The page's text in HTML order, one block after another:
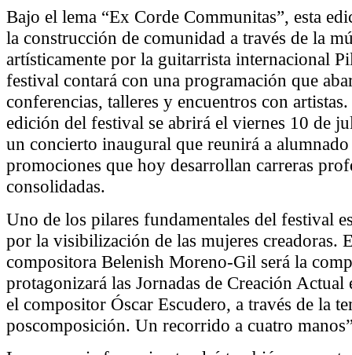
Bajo el lema “Ex Corde Communitas”, esta
la construcción de comunidad a través de la
artísticamente por la guitarrista internacional
festival contará con una programación que
conferencias, talleres y encuentros con
edición del festival se abrirá el viernes 10 de
un concierto inaugural que reunirá a
promociones que hoy desarrollan carreras
consolidadas.
Uno de los pilares fundamentales del festival
por la visibilización de las mujeres creadoras.
compositora Belenish Moreno-Gil será la
protagonizará las Jornadas de Creación
el compositor Óscar Escudero, a través de la
poscomposición. Un recorrido a cuatro